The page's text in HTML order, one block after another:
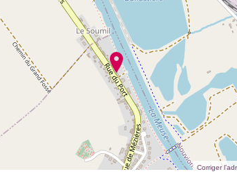
Corriger